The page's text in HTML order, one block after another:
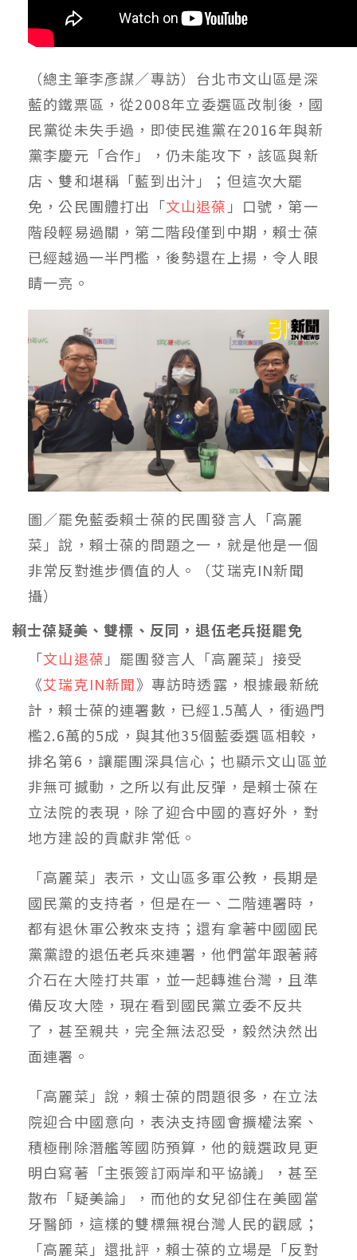
（總主筆李彥謀／專訪）台北市文山區是深
藍的鐵票區，從2008年立委選區改制後，國
民黨從未失手過，即使民進黨在2016年與新
黨李慶元「合作」，仍未能攻下，該區與新
店、雙和堪稱「藍到出汁」；但這次大罷
免，公民團體打出「文山退葆」口號，第一
階段輕易過關，第二階段僅到中期，賴士葆
已經越過一半門檻，後勢還在上揚，令人眼
睛一亮。
圖／罷免藍委賴士葆的民團發言人「高麗
菜」說，賴士葆的問題之一，就是他是一個
非常反對進步價值的人。（艾瑞克IN新聞
攝）
賴士葆疑美、雙標、反同，退伍老兵挺罷免
「文山退葆 」罷團發言人「高麗菜」接受
《艾瑞克IN新聞》專訪時透露，根據最新統
計，賴士葆的連署數，已經1.5萬人，衝過門
檻2.6萬的5成，與其他35個藍委選區相較，
排名第6，讓罷團深具信心；也顯示文山區並
非無可撼動，之所以有此反彈，是賴士葆在
立法院的表現，除了迎合中國的喜好外，對
地方建設的貢獻非常低。
「高麗菜」表示，文山區多軍公教，長期是
國民黨的支持者，但是在一、二階連署時，
都有退休軍公教來支持；還有拿著中國國民
黨黨證的退伍老兵來連署，他們當年跟著蔣
介石在大陸打共軍，並一起轉進台灣，且準
備反攻大陸，現在看到國民黨立委不反共
了，甚至親共，完全無法忍受，毅然決然出
面連署。
「高麗菜」說，賴士葆的問題很多，在立法
院迎合中國意向，表決支持國會擴權法案、
積極刪除潛艦等國防預算，他的競選政見更
明白寫著「主張簽訂兩岸和平協議」，甚至
散布「疑美論」，而他的女兒卻住在美國當
牙醫師，這樣的雙標無視台灣人民的觀感；
「高麗菜」還批評，賴士葆的立場是「反對